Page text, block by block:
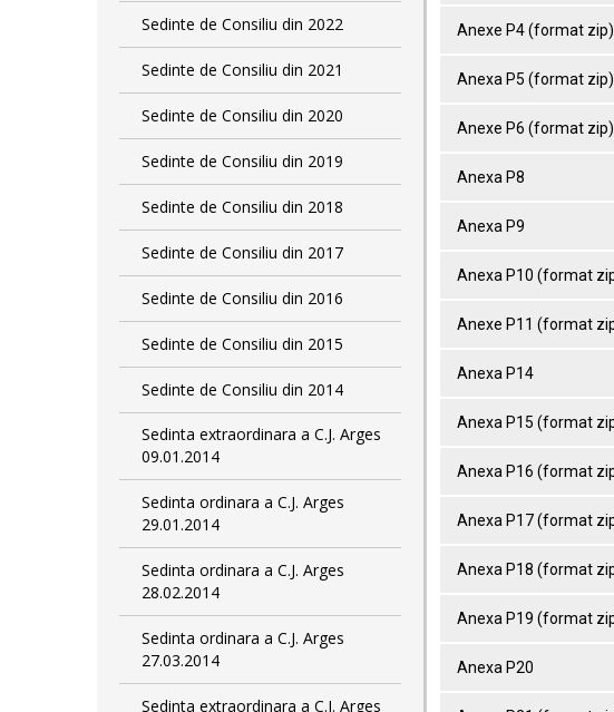
Sedinte de Consiliu din 2022
Sedinte de Consiliu din 2021
Sedinte de Consiliu din 2020
Sedinte de Consiliu din 2019
Sedinte de Consiliu din 2018
Sedinte de Consiliu din 2017
Sedinte de Consiliu din 2016
Sedinte de Consiliu din 2015
Sedinte de Consiliu din 2014
Sedinta extraordinara a C.J. Arges
09.01.2014
Sedinta ordinara a C.J. Arges
29.01.2014
Sedinta ordinara a C.J. Arges
28.02.2014
Sedinta ordinara a C.J. Arges
27.03.2014
Sedinta extraordinara a C.J. Arges
Anexe P4 (format zip)
Anexa P5 (format zip)
Anexe P6 (format zip)
Anexa P8
Anexa P9
Anexa P10 (format
Anexe P11 (format
Anexa P14
Anexa P15 (format
Anexa P16 (format
Anexa P17 (format
Anexa P18 (format
Anexa P19 (format
Anexa P20